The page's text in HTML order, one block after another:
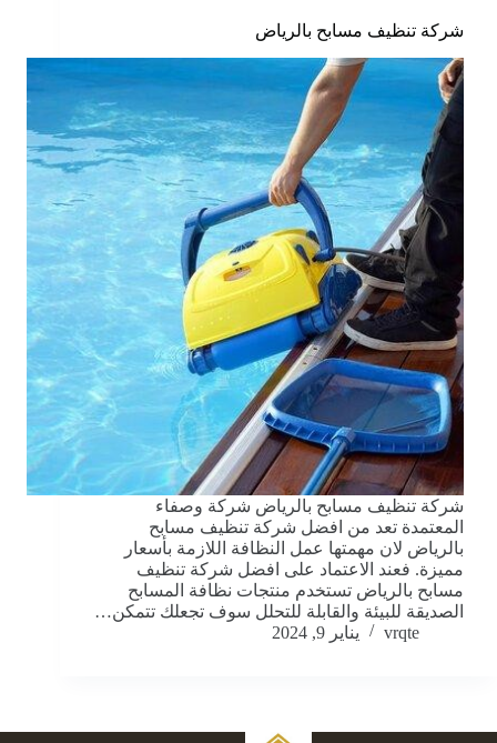
شركة تنظيف مسابح بالرياض
شركة تنظيف مسابح بالرياض شركة وصفاء
المعتمدة تعد من افضل شركة تنظيف مسابح
بالرياض لان مهمتها عمل النظافة اللازمة بأسعار
مميزة. فعند الاعتماد على افضل شركة تنظيف
مسابح بالرياض تستخدم منتجات نظافة المسابح
الصديقة للبيئة والقابلة للتحلل سوف تجعلك تتمكن…
vrqte
يناير 9, 2024